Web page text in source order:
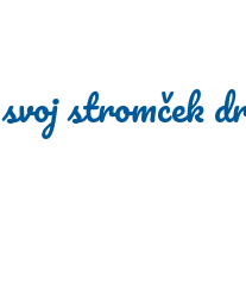
stromček